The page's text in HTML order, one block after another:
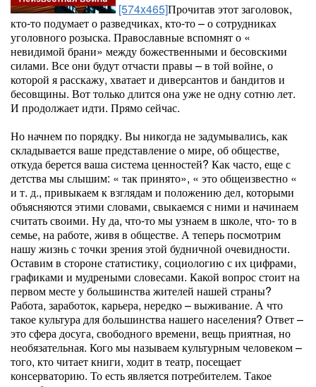
[574x465]Прочитав этот заголовок,
кто-то подумает о разведчиках, кто-то – о сотрудниках
уголовного розыска. Православные вспомнят о «
невидимой брани» между божественными и бесовскими
силами. Все они будут отчасти правы – в той войне, о
которой я расскажу, хватает и диверсантов и бандитов и
бесовщины. Вот только длится она уже не одну сотню лет.
И продолжает идти. Прямо сейчас.
Но начнем по порядку. Вы никогда не задумывались, как
складывается ваше представление о мире, об обществе,
откуда берется ваша система ценностей? Как часто, еще с
детства мы слышим: « так принято», « это общеизвестно «
и т. д., привыкаем к взглядам и положению дел, которыми
объясняются этими словами, свыкаемся с ними и начинаем
считать своими. Ну да, что-то мы узнаем в школе, что- то в
семье, на работе, живя в обществе. А теперь посмотрим
нашу жизнь с точки зрения этой будничной очевидности.
Оставим в стороне статистику, социологию с их цифрами,
графиками и мудреными словесами. Какой вопрос стоит на
первом месте у большинства жителей нашей страны?
Работа, заработок, карьера, нередко – выживание. А что
такое культура для большинства нашего населения? Ответ –
это сфера досуга, свободного времени, вещь приятная, но
необязательная. Кого мы называем культурным человеком –
того, кто читает книги, ходит в театр, посещает
консерваторию. То есть является потребителем. Такое